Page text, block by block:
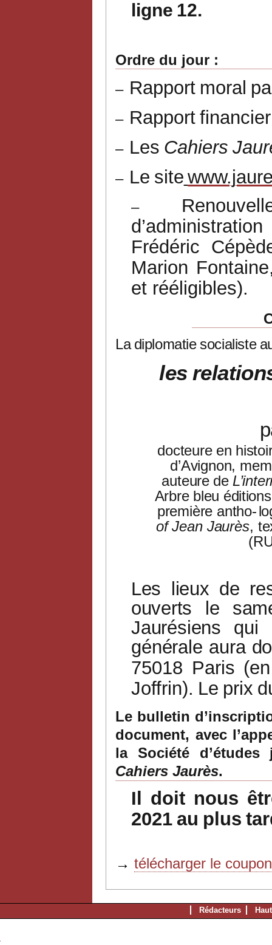
ligne 12.
Ordre du jour :
– Rapport moral
– Rapport financier
– Les Cahiers
– Le site
–
Frédéric
Marion
et rééligibles).
La diplomatie socialiste
les
docteure en
d’Avignon,
auteure de
Arbre bleu
première antho-
of Jean Jaurès,
Les lieux de
ouverts
le
Jaurésiens
qui
générale aura
75018 Paris (en
Joffrin). Le prix
Le bulletin
document, avec
la Société d’études
Cahiers Jaurès.
Il doit nous
2021 au plus
→ télécharger le
Rédacteurs